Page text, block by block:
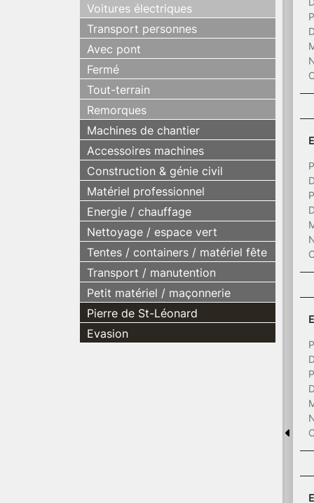
Voitures électriques
Transport personnes
Avec pont
Fermé
Tout-terrain
Remorques
Machines de chantier
Accessoires machines
Construction & génie civil
Matériel professionnel
Energie / chauffage
Nettoyage / espace vert
Tentes / containers / matériel fête
Transport / manutention
Petit matériel / maçonnerie
Pierre de St-Léonard
Evasion